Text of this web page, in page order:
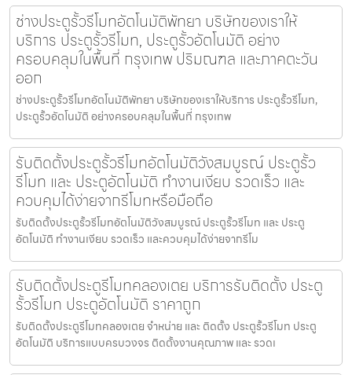
ช่างประตูรั้วรีโมทอัตโนมัติพัทยา บริษัทของเราให้
บริการ ประตูรั้วรีโมท, ประตูรั้วอัตโนมัติ อย่าง
ครอบคลุมในพื้นที่ กรุงเทพ ปริมณฑล และภาคตะวัน
ออก
ช่างประตูรั้วรีโมทอัตโนมัติพัทยา บริษัทของเราให้บริการ ประตูรั้วรีโมท,
ประตูรั้วอัตโนมัติ อย่างครอบคลุมในพื้นที่ กรุงเทพ
รับติดตั้งประตูรั้วรีโมทอัตโนมัติวังสมบูรณ์ ประตูรั้ว
รีโมท และ ประตูอัตโนมัติ ทำงานเงียบ รวดเร็ว และ
ควบคุมได้ง่ายจากรีโมทหรือมือถือ
รับติดตั้งประตูรั้วรีโมทอัตโนมัติวังสมบูรณ์ ประตูรั้วรีโมท และ ประตู
อัตโนมัติ ทำงานเงียบ รวดเร็ว และควบคุมได้ง่ายจากรีโม
รับติดตั้งประตูรีโมทคลองเตย บริการรับติดตั้ง ประตู
รั้วรีโมท ประตูอัตโนมัติ ราคาถูก
รับติดตั้งประตูรีโมทคลองเตย จำหน่าย และ ติดตั้ง ประตูรั้วรีโมท ประตู
อัตโนมัติ บริการแบบครบวงจร ติดตั้งงานคุณภาพ และ รวดเ